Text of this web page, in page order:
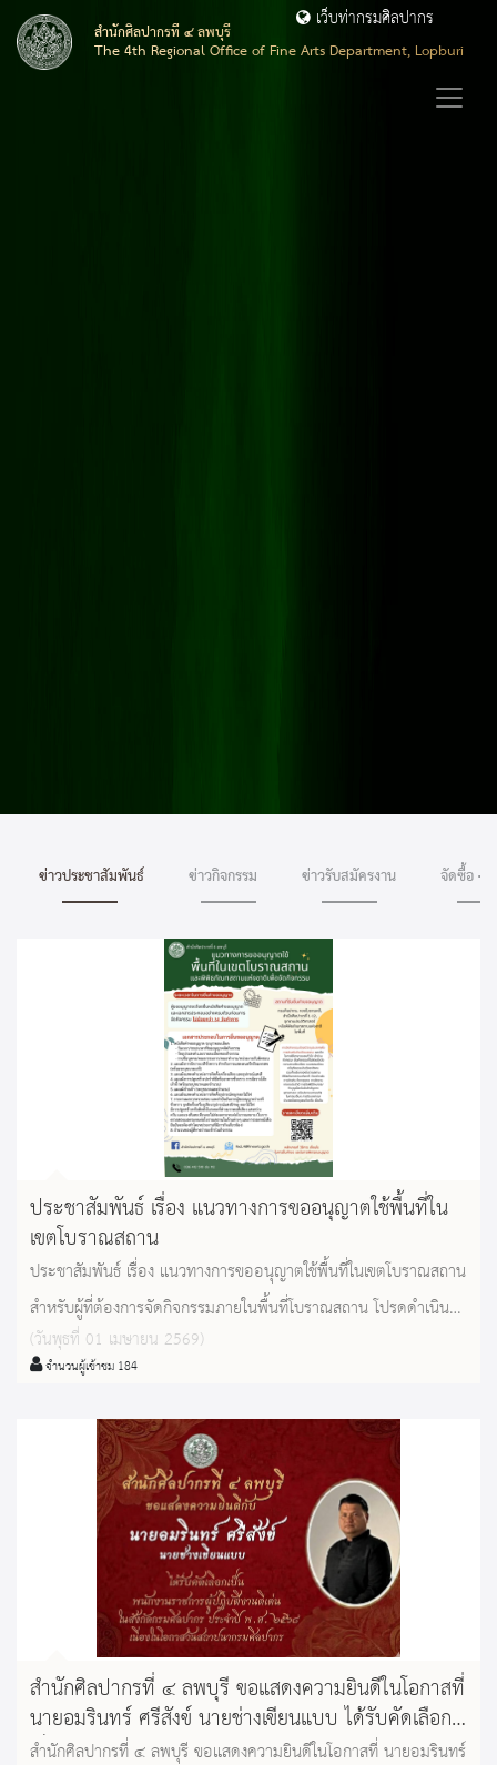
สำนักศิลปากรที่ ๔ ลพบุรี
The 4th Regional Office of Fine Arts Department, Lopburi
เว็บท่ากรมศิลปากร
ข่าวประชาสัมพันธ์ ข่าวกิจกรรม ข่าวรับสมัครงาน จัดซื้อ -
ประชาสัมพันธ์ เรื่อง แนวทางการขออนุญาตใช้พื้นที่ใน
เขตโบราณสถาน
ประชาสัมพันธ์ เรื่อง แนวทางการขออนุญาตใช้พื้นที่ในเขตโบราณสถาน
สำหรับผู้ที่ต้องการจัดกิจกรรมภายในพื้นที่โบราณสถาน โปรดดำเนิน
การยื่นหนังสือหรือคำขออนุญาตล่วงหน้าไม่น้อยกว่า 30 วันทำการ
โดยระบุรายละเอียดของกิจกรรม วัตถุประสงค์ แผนผังการจัดงาน
ระยะเวลา และเอกสารประกอบอื่นๆ ให้ครบถ้วน สอบถามราย
ละเอียดเพิ่มเติมได้ที่ โทร 0 3641 2510 ต่อ 112
(วันพุธที่ 01 เมษายน 2569)
จำนวนผู้เข้าชม 184
สำนักศิลปากรที่ ๔ ลพบุรี ขอแสดงความยินดีในโอกาสที่
นายอมรินทร์ ศรีสังข์ นายช่างเขียนแบบ ได้รับคัดเลือก
เป็นพนักงานราชการผู้ปฏิบัติงานดีเด่น
สำนักศิลปากรที่ ๔ ลพบุรี ขอแสดงความยินดีในโอกาสที่ นายอมรินทร์